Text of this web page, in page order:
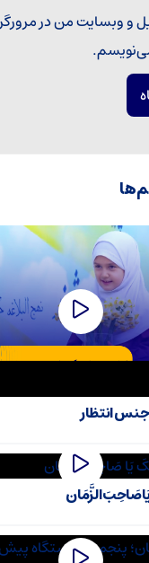
و وبسایت من در
جنس انتظار
صَاحِبَ الزَّمَان